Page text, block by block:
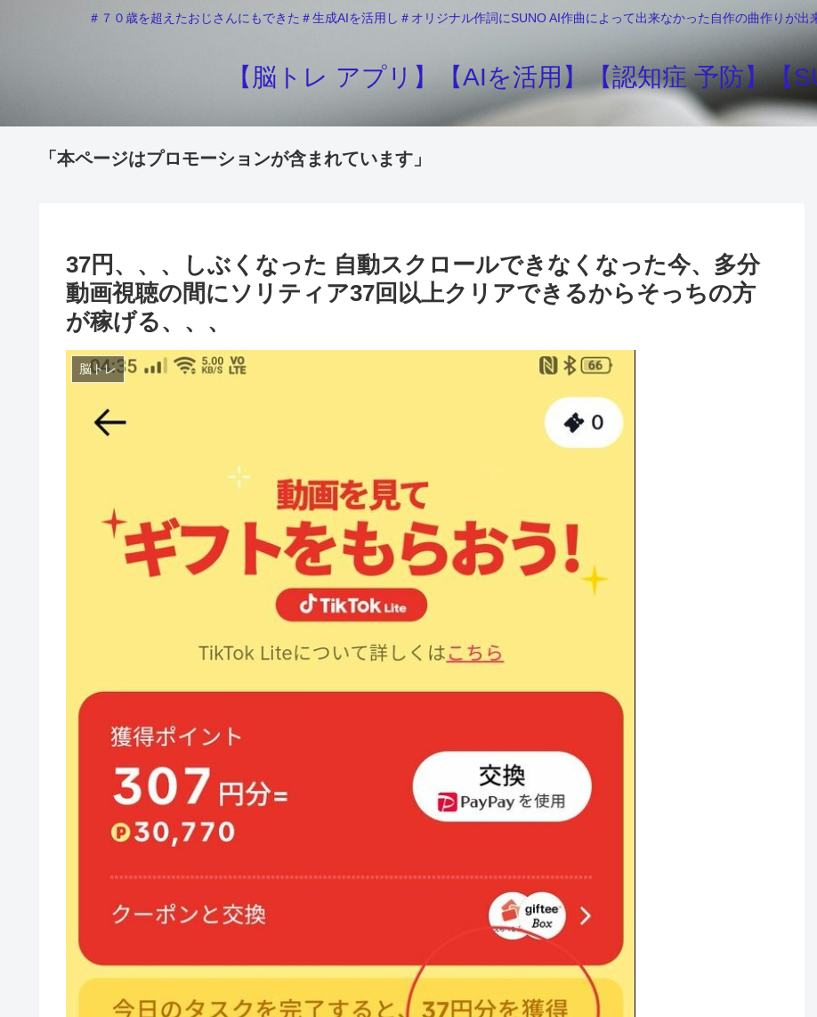
＃７０歳を超えたおじさんにもできた＃生成AIを活用し＃オリジナル作詞にSUNO AI作曲によって出来なかった自作の曲作りが出
【脳トレ アプリ】【AIを活用】【認知症 予防】【
「本ページはプロモーションが含まれています」
37円、、、しぶくなった 自動スクロールできなくなった今、多分
動画視聴の間にソリティア37回以上クリアできるからそっちの方
が稼げる、、、
脳トレ